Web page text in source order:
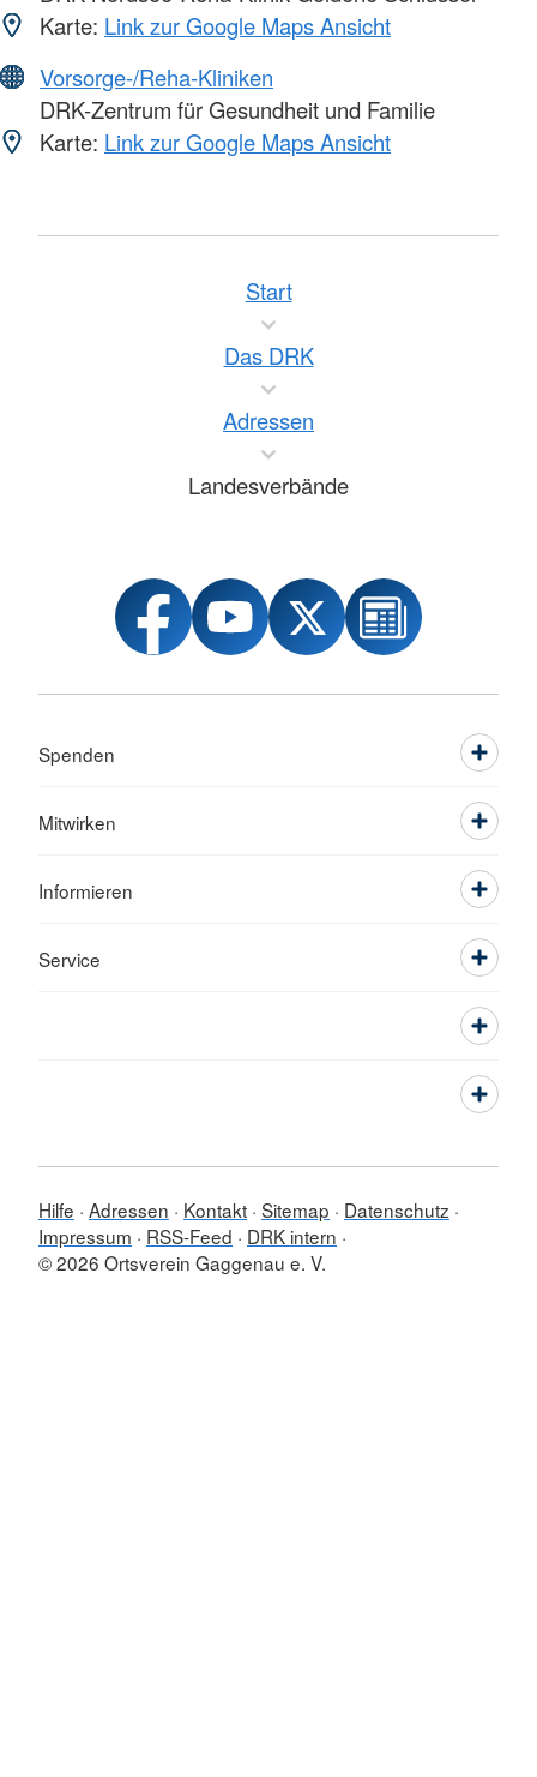
Karte: Link zur Google Maps Ansicht
Vorsorge-/Reha-Kliniken
DRK-Zentrum für Gesundheit und Familie
Karte: Link zur Google Maps Ansicht
Start
Das DRK
Adressen
Landesverbände
Spenden
Mitwirken
Informieren
Service
Hilfe Adressen Kontakt Sitemap
Datenschutz
Impressum
RSS-Feed
DRK intern
© 2026 Ortsverein Gaggenau e. V.